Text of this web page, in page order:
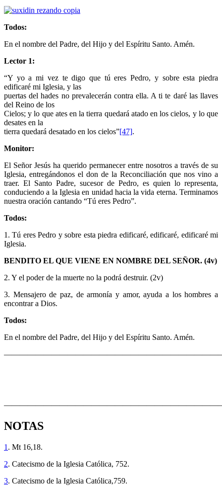
Todos:
En el nombre del Padre, del Hijo y del Espíritu Santo. Amén.
Lector 1:
“Y yo a mi vez te digo que tú eres Pedro, y sobre esta piedra
edificaré mi Iglesia, y las
puertas del hades no prevalecerán contra ella. A ti te daré las llaves
del Reino de los
Cielos; y lo que ates en la tierra quedará atado en los cielos, y lo que
desates en la
tierra quedará desatado en los cielos”[47].
Monitor:
El Señor Jesús ha querido permanecer entre nosotros a través de su
Iglesia, entregándonos el don de la Reconciliación que nos vino a
traer. El Santo Padre, sucesor de Pedro, es quien lo representa,
conduciendo a la Iglesia en unidad hacia la vida eterna. Terminamos
nuestra oración cantando “Tú eres Pedro”.
Todos:
1. Tú eres Pedro y sobre esta piedra edificaré, edificaré, edificaré mi
Iglesia.
BENDITO EL QUE VIENE EN NOMBRE DEL SEÑOR. (4v)
2. Y el poder de la muerte no la podrá destruir. (2v)
3. Mensajero de paz, de armonía y amor, ayuda a los hombres a
encontrar a Dios.
Todos:
En el nombre del Padre, del Hijo y del Espíritu Santo. Amén.
NOTAS
1 . Mt 16,18.
2. Catecismo de la Iglesia Católica, 752.
3. Catecismo de la Iglesia Católica,759.